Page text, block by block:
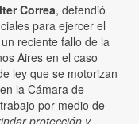
Correa, defendió
para ejercer el
reciente fallo de la
Aires en el caso
ley que se motorizan
la Cámara de
por medio de
protección y